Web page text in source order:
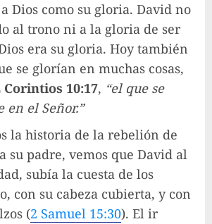
Dios como su gloria. David no
al trono ni a la gloria de ser
era su gloria. Hoy también
se glorían en muchas cosas,
Corintios 10:17, “el que se
en el Señor.”
la historia de la rebelión de
su padre, vemos que David al
subía la cuesta de los
con su cabeza cubierta, y con
(2 Samuel 15:30). El ir